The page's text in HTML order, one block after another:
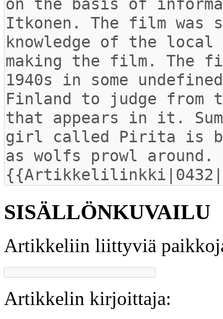
SISÄLLÖNKUVAILU
Artikkeliin liittyviä
Artikkelin kirjoittaja: